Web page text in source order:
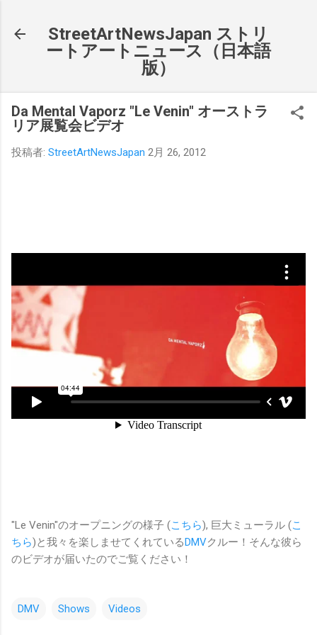
StreetArtNewsJapan ストリ
ートアートニュース（日本語
版）
Da Mental Vaporz "Le Venin" オーストラ
リア展覧会ビデオ
投稿者: StreetArtNewsJapan 2月 26, 2012
"Le Venin"のオープニングの様子 (こちら), 巨大ミューラル (こ
ちら)と我々を楽しませてくれているDMVクルー！そんな彼ら
のビデオが届いたのでご覧ください！
DMV Shows Videos